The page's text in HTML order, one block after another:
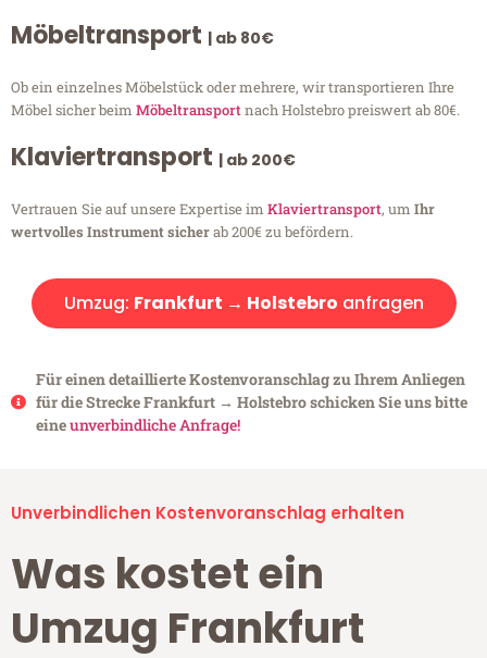
Möbeltransport | ab 80€
Ob ein einzelnes Möbelstück oder mehrere, wir transportieren Ihre
Möbel sicher beim Möbeltransportnach Holstebro preiswert ab 80€.
Klaviertransport | ab 200€
Vertrauen Sie auf unsere Expertise im Klaviertransport, um Ihr
wertvolles Instrument sicherab 200€ zu befördern.
Umzug: Frankfurt → Holstebro anfragen
Für einen detaillierte Kostenvoranschlag zu Ihrem Anliegen
für die Strecke Frankfurt → Holstebro schicken Sie uns bitte
eineunverbindliche Anfrage!
Unverbindlichen Kostenvoranschlag erhalten
Was kostet ein
Umzug Frankfurt